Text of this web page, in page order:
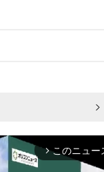
arrow_forward_ios このニュー